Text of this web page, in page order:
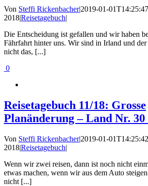
Von Steffi Rickenbacher|2019-01-
2018|Reisetagebuch|
Die Entscheidung ist gefallen und wir haben
Fährfahrt hinter uns. Wir sind in Irland und
nicht das, [...]
0
Reisetagebuch 11/18: Grosse
Planänderung – Land Nr.
Von Steffi Rickenbacher|2019-01-
2018|Reisetagebuch|
Wenn wir zwei reisen, dann ist noch nicht
etwas machen, wenn wir aus dem Auto
nicht [...]